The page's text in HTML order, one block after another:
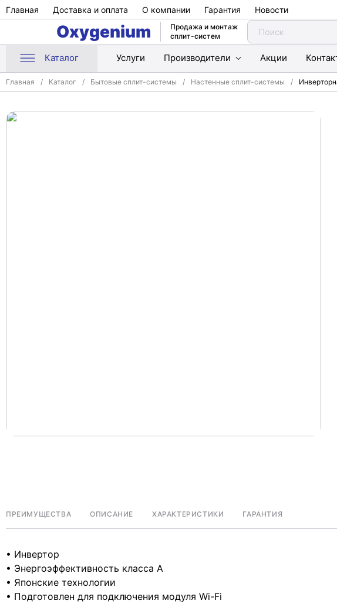
Главная Доставка и оплата О компании Гарантия Новости
Oxygenium
Продажа и монтаж
сплит-систем
Каталог Услуги Производители Акции
Главная Каталог Бытовые сплит-системы Настенные сплит-системы
ПРЕИМУЩЕСТВА ОПИСАНИЕ ХАРАКТЕРИСТИКИ ГАРАНТИЯ
• Инвертор
• Энергоэффективность класса А
• Японские технологии
• Подготовлен для подключения модуля Wi-Fi